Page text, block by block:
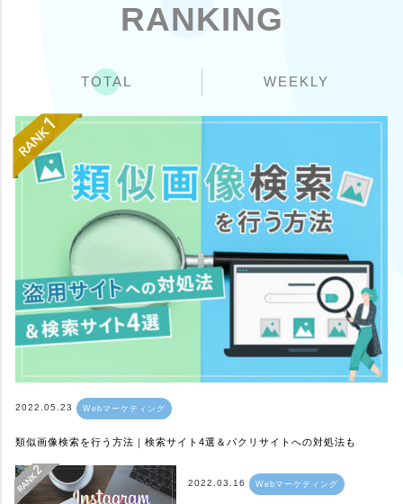
RANKING
TOTAL WEEKLY
2022.05.23 Webマーケティング
類似画像検索を行う方法｜検索サイト4選＆パクリサイトへの対処法も
2022.03.16 Webマーケティング